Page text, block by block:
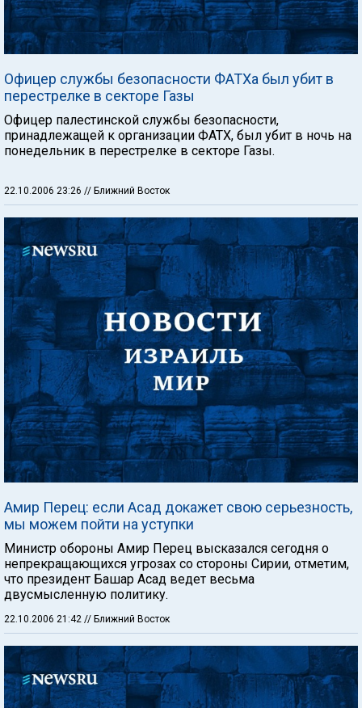
Офицер службы безопасности ФАТХа был убит в
перестрелке в секторе Газы
Офицер палестинской службы безопасности,
принадлежащей к организации ФАТХ, был убит в ночь на
понедельник в перестрелке в секторе Газы.
22.10.2006 23:26 // Ближний Восток
Амир Перец: если Асад докажет свою серьезность,
мы можем пойти на уступки
Министр обороны Амир Перец высказался сегодня о
непрекращающихся угрозах со стороны Сирии, отметим,
что президент Башар Асад ведет весьма
двусмысленную политику.
22.10.2006 21:42 // Ближний Восток